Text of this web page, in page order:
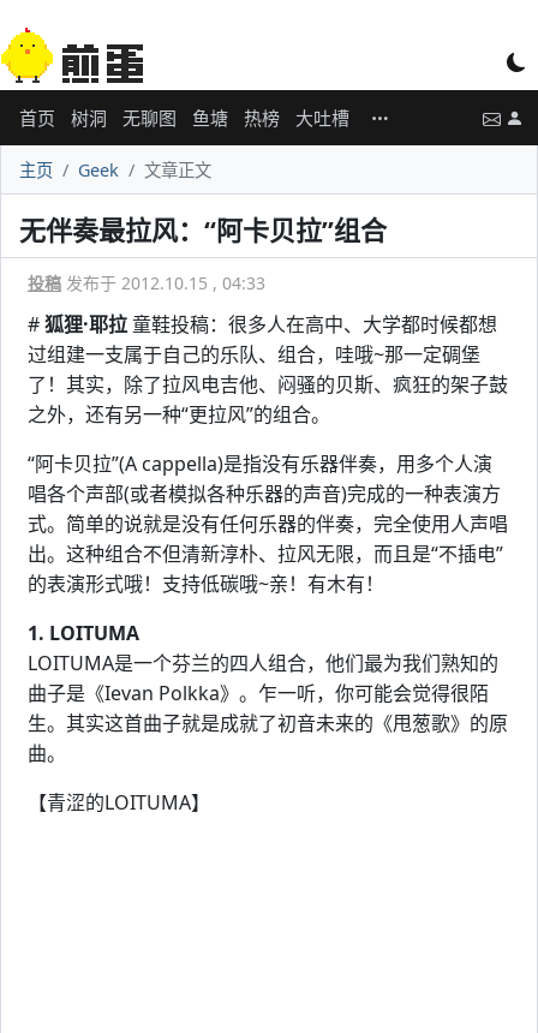
首页 树洞 无聊图 鱼塘 热榜 大吐槽
主页 Geek 文章正文
无伴奏最拉风：“阿卡贝拉”组合
投稿 发布于 2012.10.15 , 04:33
#狐狸·耶拉童鞋投稿：很多人在高中、大学都时候都想
过组建一支属于自己的乐队、组合，哇哦~那一定碉堡
了！其实，除了拉风电吉他、闷骚的贝斯、疯狂的架子鼓
之外，还有另一种“更拉风”的组合。
“阿卡贝拉”(A cappella)是指没有乐器伴奏，用多个人演
唱各个声部(或者模拟各种乐器的声音)完成的一种表演方
式。简单的说就是没有任何乐器的伴奏，完全使用人声唱
出。这种组合不但清新淳朴、拉风无限，而且是“不插电”
的表演形式哦！支持低碳哦~亲！有木有！
1. LOITUMA
LOITUMA是一个芬兰的四人组合，他们最为我们熟知的
曲子是《Ievan Polkka》。乍一听，你可能会觉得很陌
生。其实这首曲子就是成就了初音未来的《甩葱歌》的原
曲。
【青涩的LOITUMA】